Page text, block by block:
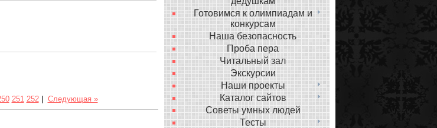
251 252| Следующая »
Готовимся к олимпиадам и
конкурсам
Наша безопасность
Проба пера
Читальный зал
Экскурсии
Наши проекты
Каталог сайтов
Советы умных людей
Тесты